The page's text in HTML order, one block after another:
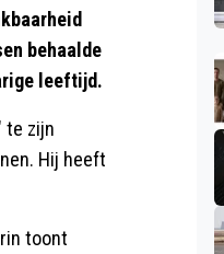
behaalde
leeftijd.
te zijn
Hij heeft
toont